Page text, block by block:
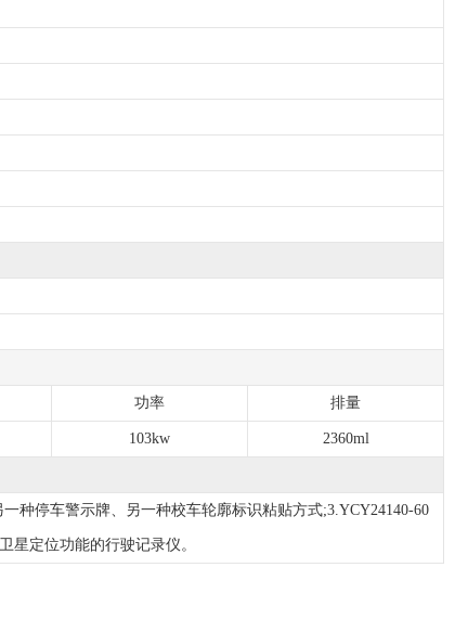
功率 排量
103kw 2360ml
种停车警示牌、另一种校车轮廓标识粘贴方式;3.YCY24140-60
星定位功能的行驶记录仪。